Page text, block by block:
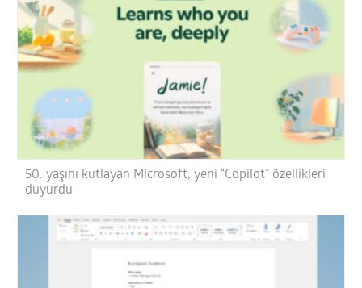
50. yaşını kutlayan Microsoft, yeni “Copilot” özellikleri
duyurdu